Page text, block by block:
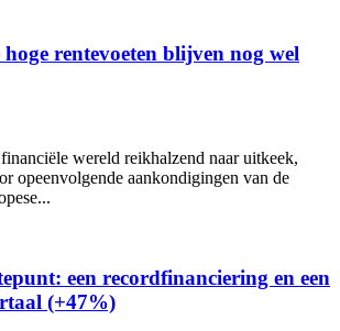
rentevoeten blijven nog wel
wereld reikhalzend naar uitkeek,
opeenvolgende aankondigingen van de
een recordfinanciering en een
(+47%)